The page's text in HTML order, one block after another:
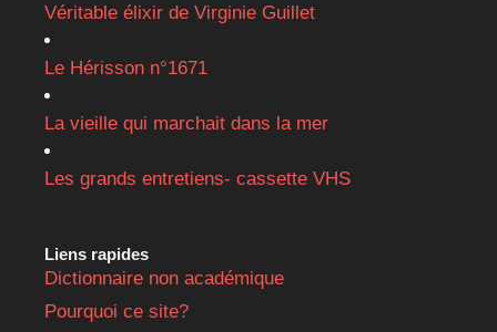
Véritable élixir de Virginie Guillet
Le Hérisson n°1671
La vieille qui marchait dans la mer
Les grands entretiens- cassette VHS
Liens rapides
Dictionnaire non académique
Pourquoi ce site?